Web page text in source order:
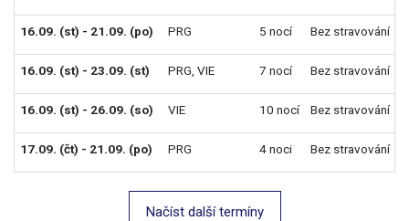
16.09. (st) - 21.09. (po) PRG 5 nocí Bez stravování
16.09. (st) - 23.09. (st) PRG VIE 7 nocí Bez stravování
16.09. (st) - 26.09. (so) VIE 10 nocí Bez stravování
17.09. (čt) - 21.09. (po) PRG 4 noci Bez stravování
Načíst další termíny